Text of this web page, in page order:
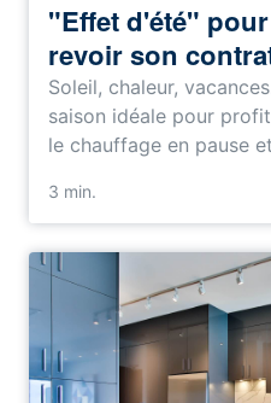
"Effet d'été"
revoir son
Soleil, chaleur,
saison idéale pour
le chauffage en pause
3 min.